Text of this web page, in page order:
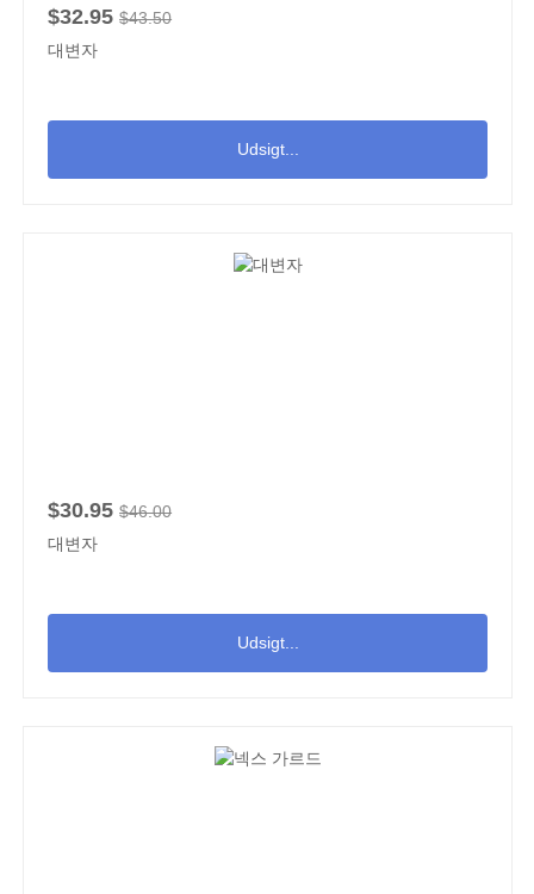
$32.95 $43.50
대변자
Udsigt...
$30.95 $46.00
대변자
Udsigt...